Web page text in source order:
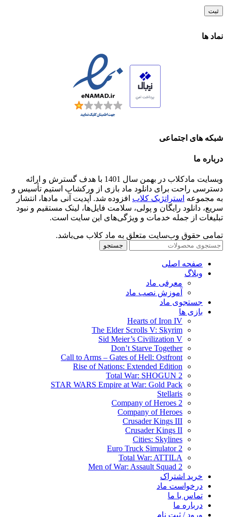
نماد ها
شبکه های اجتماعی
درباره ما
وبسایت مادکلاب در بهمن سال 1401 با هدف گسترش و ارائه
دسترسی راحت برای دانلود ماد بازی از ورکشاپ استیم تأسیس و
به مجموعه استراتژیک کلاب افزوده شد. آپدیت آنی مادها، انتشار
سریع، دانلود رایگان و پولی، سلامت فایل‌ها، لینک مستقیم و نبود
تبلیغات از جمله خدمات و ویژگی‌های این سایت است.
تمامی حقوق وب‌سایت متعلق به ماد کلاب می‌باشد.
جستجو
صفحه اصلی
وبلاگ
معرفی ماد
آموزش نصب ماد
جستجوی ماد
بازی ها
Hearts of Iron IV
The Elder Scrolls V: Skyrim
Sid Meier’s Civilization V
Don’t Starve Together
Call to Arms – Gates of Hell: Ostfront
Rise of Nations: Extended Edition
Total War: SHOGUN 2
STAR WARS Empire at War: Gold Pack
Stellaris
Company of Heroes 2
Company of Heroes
Crusader Kings III
Crusader Kings II
Cities: Skylines
Euro Truck Simulator 2
Total War: ATTILA
Men of War: Assault Squad 2
خرید اشتراک
درخواست ماد
تماس با ما
درباره ما
ورود / ثبت نام